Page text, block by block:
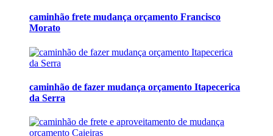
caminhão frete mudança orçamento Francisco
Morato
caminhão de fazer mudança orçamento Itapecerica
da Serra